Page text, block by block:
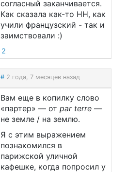
согласный заканчивается.
Как сказала как-то НН, как
учили французский - так и
заимствовали :)
2
# 2 года, 7 месяцев назад
Вам еще в копилку слово
«партер» — от par terre —
не земле / на землю.
Я с этим выражением
познакомился в
парижской уличной
кафешке, когда попросил у